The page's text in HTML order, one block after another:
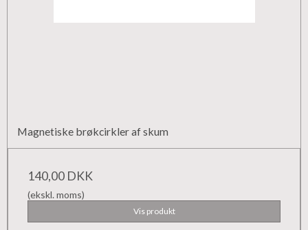
Magnetiske brøkcirkler af skum
140,00 DKK
(ekskl. moms)
Vis produkt